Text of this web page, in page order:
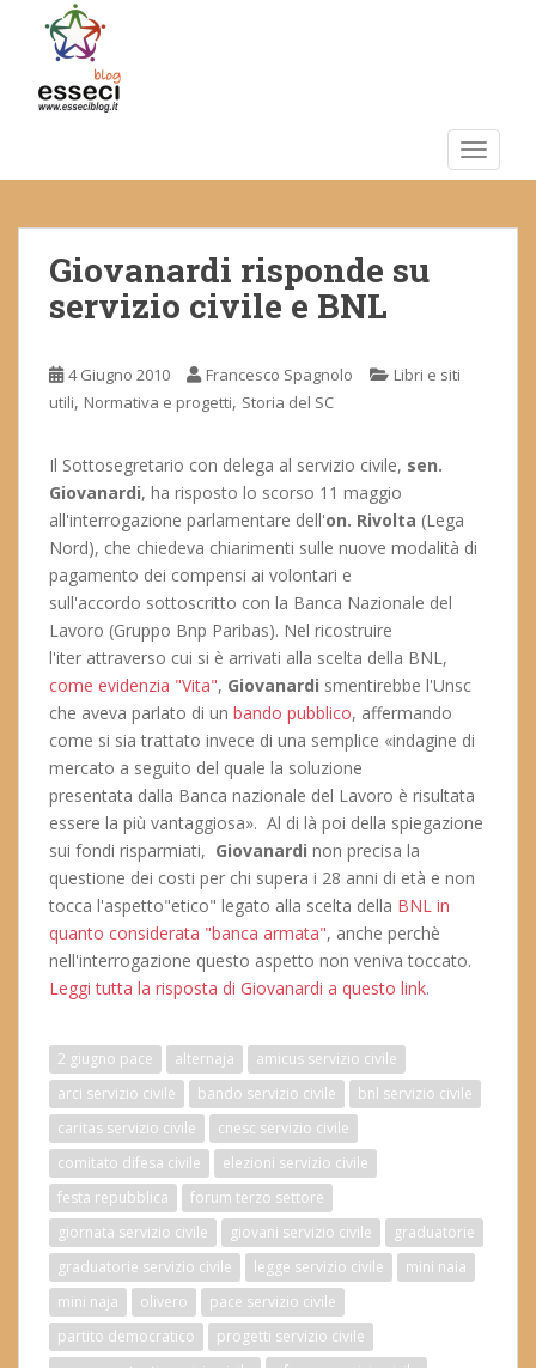
m
Giovanardi risponde su
servizio civile e BNL
4 Giugno 2010 Francesco Spagnolo
Libri e siti
utili, Normativa e progetti, Storia del SC
Il Sottosegretario con delega al servizio civile, sen.
Giovanardi, ha risposto lo scorso 11 maggio
all'interrogazione parlamentare dell'on. Rivolta (Lega
Nord), che chiedeva chiarimenti sulle nuove modalità di
pagamento dei compensi ai volontari e
sull'accordo sottoscritto con la Banca Nazionale del
Lavoro (Gruppo Bnp Paribas). Nel ricostruire
l'iter attraverso cui si è arrivati alla scelta della BNL,
come evidenzia "Vita", Giovanardi smentirebbe l'Unsc
che aveva parlato di un bando pubblico, affermando
come si sia trattato invece di una semplice «indagine di
mercato a seguito del quale la soluzione
presentata dalla Banca nazionale del Lavoro è risultata
essere la più vantaggiosa». Al di là poi della spiegazione
sui fondi risparmiati, Giovanardi non precisa la
questione dei costi per chi supera i 28 anni di età e non
tocca l'aspetto"etico" legato alla scelta della BNL in
quanto considerata "banca armata", anche perchè
nell'interrogazione questo aspetto non veniva toccato.
Leggi tutta la risposta di Giovanardi a questo link.
2 giugno pace alternaja
amicus servizio civile
arci servizio civile
bando servizio civile
bnl servizio civile
caritas servizio civile
cnesc servizio civile
comitato difesa civile
elezioni servizio civile
festa repubblica
forum terzo settore
giornata servizio civile
giovani servizio civile
graduatorie
graduatorie servizio civile
legge servizio civile
mini naia
mini naja
olivero
pace servizio civile
partito democratico
progetti servizio civile